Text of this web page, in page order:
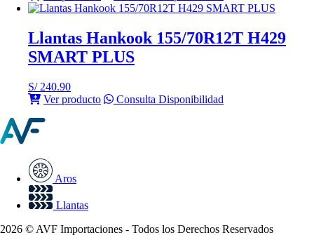
Llantas Hankook 155/70R12T H429
SMART PLUS
S/240.90
Ver producto
Consulta Disponibilidad
Aros
Llantas
2026 © AVF Importaciones - Todos los Derechos Reservados